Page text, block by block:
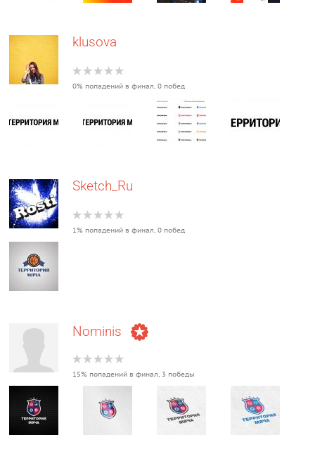
klusova
0% попадений в финал, 0 побед
Sketch_Ru
1% попадений в финал, 0 побед
Nominis
15% попадений в финал, 3 победы